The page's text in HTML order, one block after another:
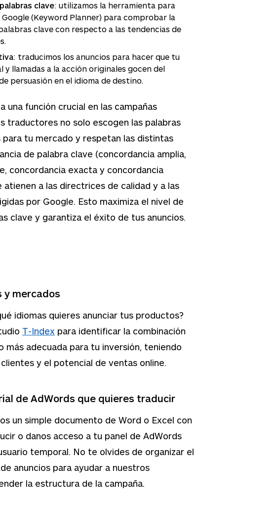
clave: utilizamos la herramienta para
(Keyword Planner) para comprobar la
clave con respecto a las tendencias de
: traducimos los anuncios para hacer que tu
y llamadas a la acción originales gocen del
persuasión en el idioma de destino.
una función crucial en las campañas
traductores no solo escogen las palabras
tu mercado y respetan las distintas
de palabra clave (concordancia amplia,
concordancia exacta y concordancia
atienen a las directrices de calidad y a las
por Google. Esto maximiza el nivel de
clave y garantiza el éxito de tus anuncios.
y mercados
idiomas quieres anunciar tus productos?
T-Index para identificar la combinación
más adecuada para tu inversión, teniendo
y el potencial de ventas online.
de AdWords que quieres traducir
un simple documento de Word o Excel con
o danos acceso a tu panel de AdWords
temporal. No te olvides de organizar el
anuncios para ayudar a nuestros
la estructura de la campaña.